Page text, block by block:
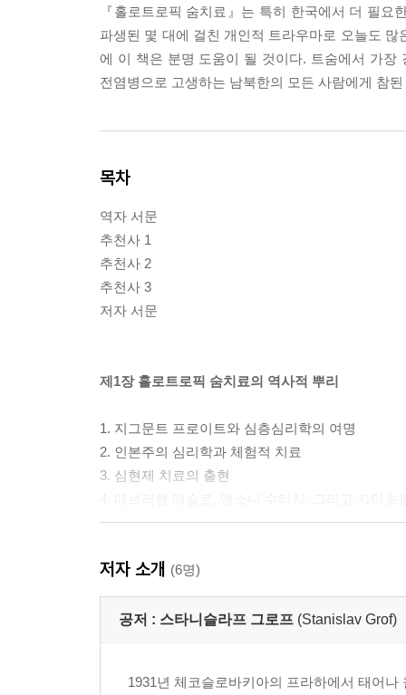
『홀로트로픽 숨치료』는 특히 한국에서 더 필
파생된 몇 대에 걸친 개인적 트라우마로 오늘도
에 이 책은 분명 도움이 될 것이다. 트숨에서 가장
전염병으로 고생하는 남북한의 모든 사람에게 참
목차
역자 서문
추천사 1
추천사 2
추천사 3
저자 서문
제1장 홀로트로픽 숨치료의 역사적 뿌리
1. 지그문트 프로이트와 심층심리학의 여명
2. 인본주의 심리학과 체험적 치료
3. 심현제 치료의 출현
제2장 홀로트로픽 숨치료의 이론적 기초
1. 홀로트로픽 의식 상태
4. 효과적인 치료 방법
저자 소개 (6명)
공저 : 스타니슬라프 그로프 (Stanislav Grof)
1931년 체코슬로바키아의 프라하에서 태어